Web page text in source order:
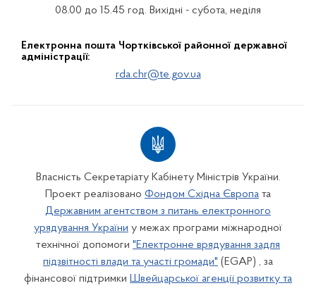
08.00 до 15.45 год. Вихідні - субота, неділя
Електронна пошта Чортківської районної державної
адміністрації:
rda.chr@te.gov.ua
Власність Секретаріату Кабінету Міністрів України.
Проект реалізовано Фондом Східна Європа та
Державним агентством з питань електронного
урядування України у межах програми міжнародної
технічної допомоги "Електронне врядування задля
підзвітності влади та участі громади" (EGAP) , за
фінансової підтримки Швейцарської агенції розвитку та